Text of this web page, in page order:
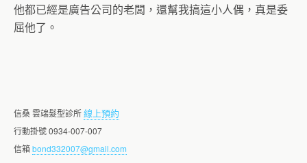
他都已經是廣告公司的老闆，還幫我搞這小人偶，真是委
屈他了。
信桑 雲端髮型診所線上預約
行動掛號 0934-007-007
信箱bond332007@gmail.com